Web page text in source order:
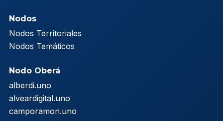
Nodos
Nodos Territoriales
Nodos Temáticos
Nodo Oberá
alberdi.uno
alveardigital.uno
camporamon.uno